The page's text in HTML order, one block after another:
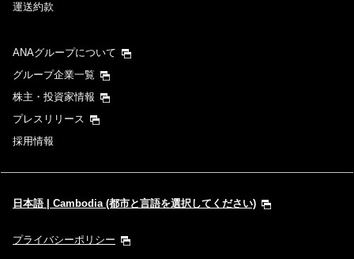
運送約款
ANAグループについて
グループ企業一覧
株主・投資家情報
プレスリリース
採用情報
日本語 | Cambodia (都市と言語を選択してください)
プライバシーポリシー